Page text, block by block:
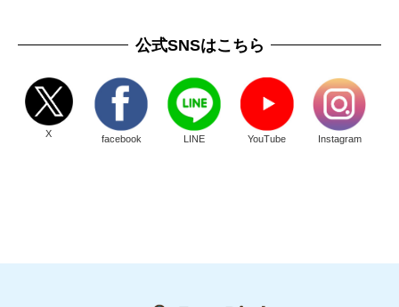
公式SNSはこちら
X facebook LINE YouTube Instagram